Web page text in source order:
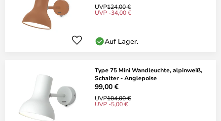
UVP124,00 €
UVP -34,00 €
Auf Lager.
Type 75 Mini Wandleuchte, alpinweiß,
Schalter - Anglepoise
99,00 €
UVP104,00 €
UVP -5,00 €